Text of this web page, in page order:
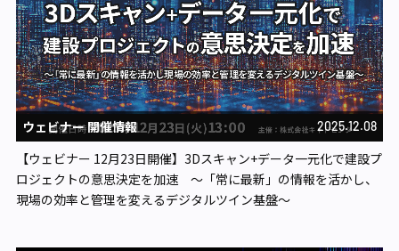
ウェビナー 開催情報 2025.12.08
【ウェビナー 12月23日開催】3Dスキャン+データ一元化で建設プ
ロジェクトの意思決定を加速 ～「常に最新」の情報を活かし、
現場の効率と管理を変えるデジタルツイン基盤～